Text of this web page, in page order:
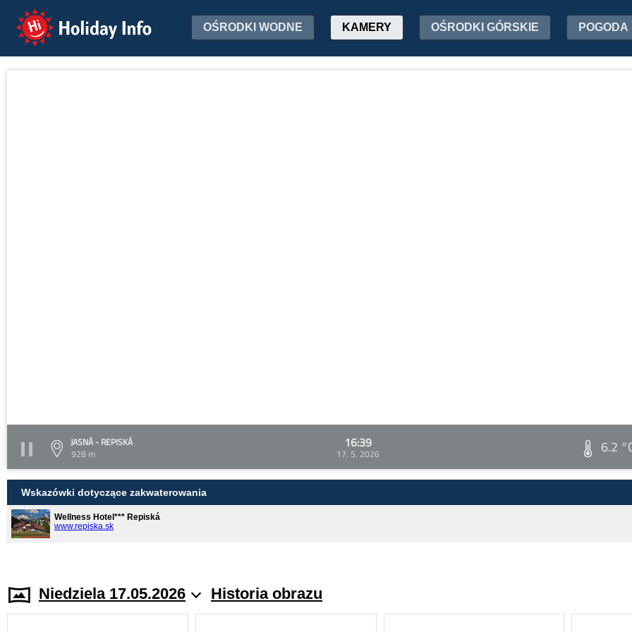
Holiday Info OŚRODKI WODNE KAMERY OŚRODKI GÓRSKIE POGODA
JASNÁ - REPISKÁ
928 m
16:39
17. 5. 2026 6.2
Wskazówki dotyczące zakwaterowania
Wellness Hotel*** Repiská
www.repiska.sk
Niedziela 17.05.2026 Historia obrazu